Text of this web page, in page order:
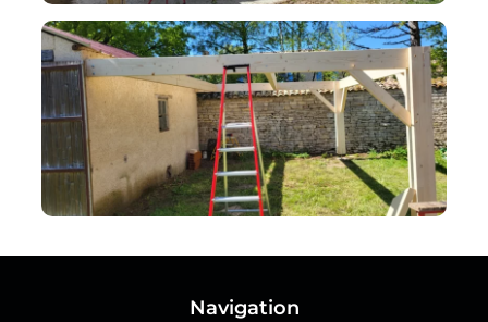
Navigation